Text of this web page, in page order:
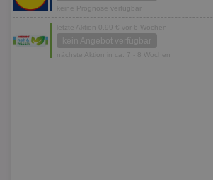
keine Prognose verfügbar
letzte Aktion 0,99 € vor 6 Wochen
kein Angebot verfügbar
nächste Aktion in ca. 7 - 8 Wochen